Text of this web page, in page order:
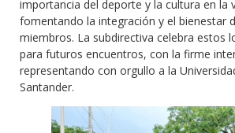
importancia del deporte y la cultura en la
fomentando la integración y el bienestar
miembros. La subdirectiva celebra estos
para futuros encuentros, con la firme
representando con orgullo a la
Santander.